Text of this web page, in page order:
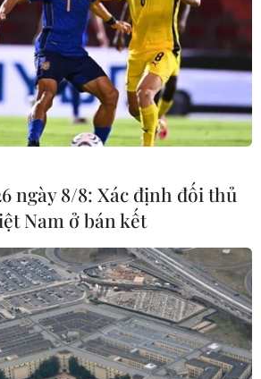
ngày 8/8: Xác định đối thủ
Nam ở bán kết